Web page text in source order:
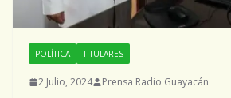
POLÍTICA TITULARES
2 Julio, 2024 Prensa Radio Guayacán